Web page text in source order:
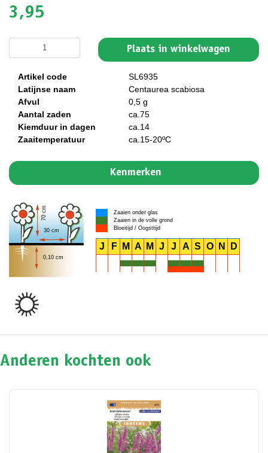
3,95
Plaats in winkelwagen
Artikel code
SL6935
Latijnse naam
Centaurea scabiosa
Afvul
0,5 g
Aantal zaden
ca.75
Kiemduur in dagen
ca.14
Zaaitemperatuur
ca.15-20ºC
Kenmerken
0,10 cm
70 cm
30 cm
Zaaien onder glas
Zaaien in de volle grond
Bloeitijd / Oogsttijd
J F M A M J J A S O N D
Anderen kochten ook